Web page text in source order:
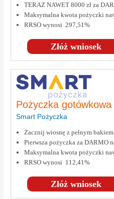
Złóż wniosek
TERAZ NAWET 8000 zł za
Maksymalna kwota pożyczki
RRSO wynosi 297,51%
Pożyczka gotówkowa
Smart Pożyczka
Złóż wniosek
Zacznij wiosnę z pełnym
Pierwsza pożyczka za DARMO
Maksymalna kwota pożyczki
RRSO wynosi 112,41%